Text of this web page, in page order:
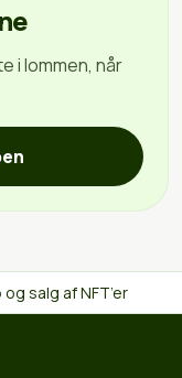
i lommen, når
salg af NFT’er